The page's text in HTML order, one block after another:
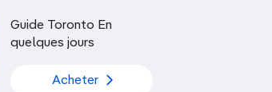
nos articles
Guide Toronto En
quelques jours
Acheter